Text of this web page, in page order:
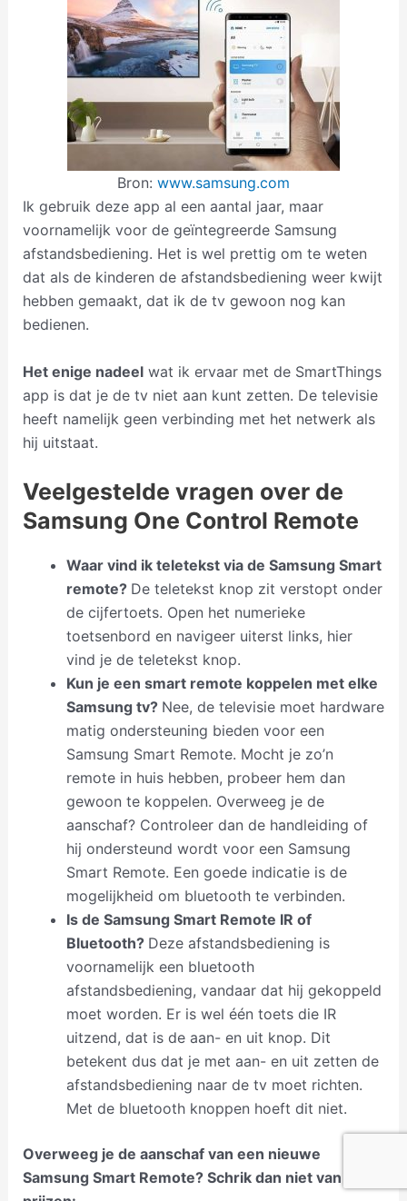
Bron: www.samsung.com
Ik gebruik deze app al een aantal jaar, maar
voornamelijk voor de geïntegreerde Samsung
afstandsbediening. Het is wel prettig om te weten
dat als de kinderen de afstandsbediening weer kwijt
hebben gemaakt, dat ik de tv gewoon nog kan
bedienen.
Het enige nadeelwat ik ervaar met de SmartThings
app is dat je de tv niet aan kunt zetten. De televisie
heeft namelijk geen verbinding met het netwerk als
hij uitstaat.
Veelgestelde vragen over de
Samsung One Control Remote
Waar vind ik teletekst via de Samsung Smart
remote? De teletekst knop zit verstopt onder
de cijfertoets. Open het numerieke
toetsenbord en navigeer uiterst links, hier
vind je de teletekst knop.
Kun je een smart remote koppelen met elke
Samsung tv? Nee, de televisie moet hardware
matig ondersteuning bieden voor een
Samsung Smart Remote. Mocht je zo’n
remote in huis hebben, probeer hem dan
gewoon te koppelen. Overweeg je de
aanschaf? Controleer dan de handleiding of
hij ondersteund wordt voor een Samsung
Smart Remote. Een goede indicatie is de
mogelijkheid om bluetooth te verbinden.
Is de Samsung Smart Remote IR of
Bluetooth? Deze afstandsbediening is
voornamelijk een bluetooth
afstandsbediening, vandaar dat hij gekoppeld
moet worden. Er is wel één toets die IR
uitzend, dat is de aan- en uit knop. Dit
betekent dus dat je met aan- en uit zetten de
afstandsbediening naar de tv moet richten.
Met de bluetooth knoppen hoeft dit niet.
Overweeg je de aanschaf van een nieuwe
Samsung Smart Remote? Schrik dan niet van de